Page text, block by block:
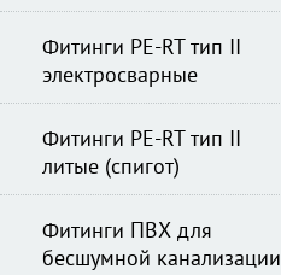
Фитинги PE-RT тип II
электросварные
Фитинги PE-RT тип II
литые (спигот)
Фитинги ПВХ для
бесшумной канализации